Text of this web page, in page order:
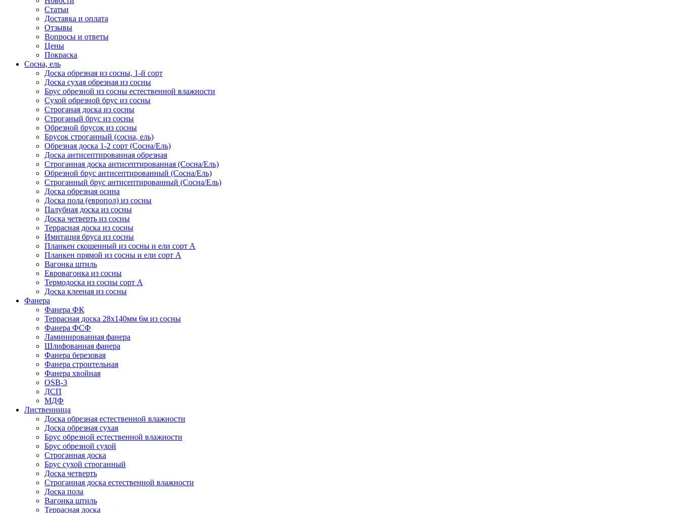
Статьи
Доставка и оплата
Отзывы
Вопросы и ответы
Цены
Покраска
Сосна, ель
Доска обрезная из сосны, 1-й сорт
Доска сухая обрезная из сосны
Брус обрезной из сосны естественной влажности
Сухой обрезной брус из сосны
Строганая доска из сосны
Строганый брус из сосны
Обрезной брусок из сосны
Брусок строганный (сосна, ель)
Обрезная доска 1-2 сорт (Сосна/Ель)
Доска антисептированная обрезная
Строганная доска антисептированная (Сосна/Ель)
Обрезной брус антисептированный (Сосна/Ель)
Строганный брус антисептированный (Сосна/Ель)
Доска обрезная осина
Доска пола (европол) из сосны
Палубная доска из сосны
Доска четверть из сосны
Террасная доска из сосны
Имитация бруса из сосны
Планкен скошенный из сосны и ели cорт А
Планкен прямой из сосны и ели cорт А
Вагонка штиль
Евровагонка из сосны
Термодоска из сосны сорт А
Доска клееная из сосны
Фанера
Фанера ФК
Террасная доска 28х140мм 6м из сосны
Фанера ФСФ
Ламинированная фанера
Шлифованная фанера
Фанера березовая
Фанера строительная
Фанера хвойная
OSB-3
ДСП
МДФ
Лиственница
Доска обрезная естественной влажности
Доска обрезная сухая
Брус обрезной естественной влажности
Брус обрезной сухой
Строганная доска
Брус сухой строганный
Доска четверть
Строганная доска естественной влажности
Доска пола
Вагонка штиль
Террасная доска